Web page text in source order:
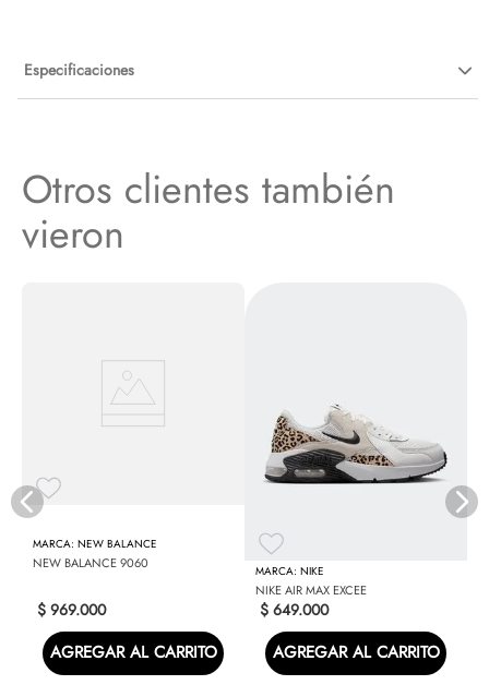
Especificaciones
Otros clientes también
vieron
NEW BALANCE
NEW BALANCE 9060
$ 969.000
AGREGAR AL CARRITO
NIKE
NIKE AIR MAX EXCEE
$ 649.000
AGREGAR AL CARRITO